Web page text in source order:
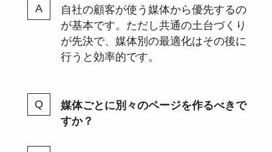
自社の顧客が使う媒体から優先するの
が基本です。ただし共通の土台づくり
が先決で、媒体別の最適化はその後に
行うと効率的です。
媒体ごとに別々のページを作るべきで
すか？